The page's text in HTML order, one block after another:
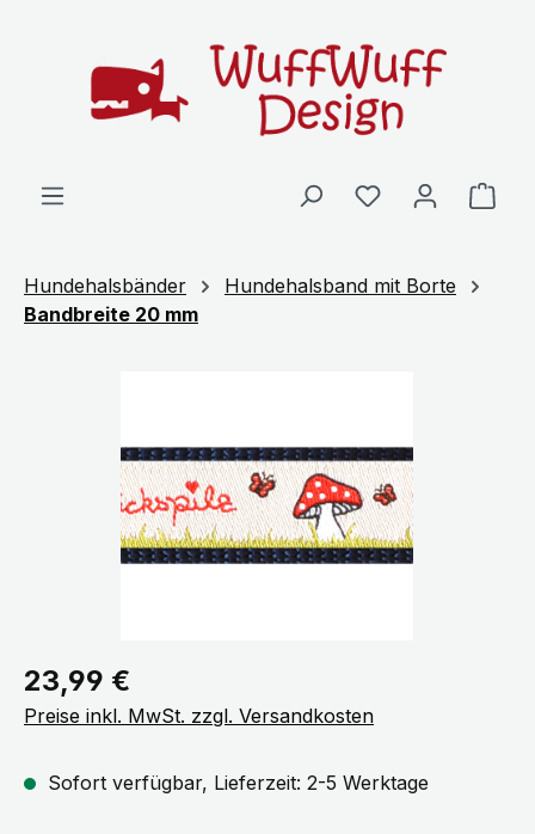
Hundehalsbänder
Hundehalsband mit Borte
Bandbreite 20 mm
Regulärer Preis:
23,99 €
Preise inkl. MwSt. zzgl. Versandkosten
Sofort verfügbar, Lieferzeit: 2-5 Werktage